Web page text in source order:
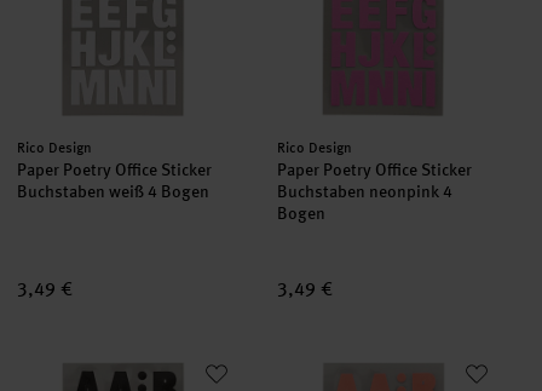
Hersteller:
Rico Design
Paper Poetry Office Sticker
Buchstaben weiß 4 Bogen
3,49 €
Hersteller:
Rico Design
Paper Poetry Office Sticker
Buchstaben neonpink 4
Bogen
3,49 €
Paper Poetry Office Sticker Buchstaben schwarz 4 Bogen
Paper Poetry Office Sticker